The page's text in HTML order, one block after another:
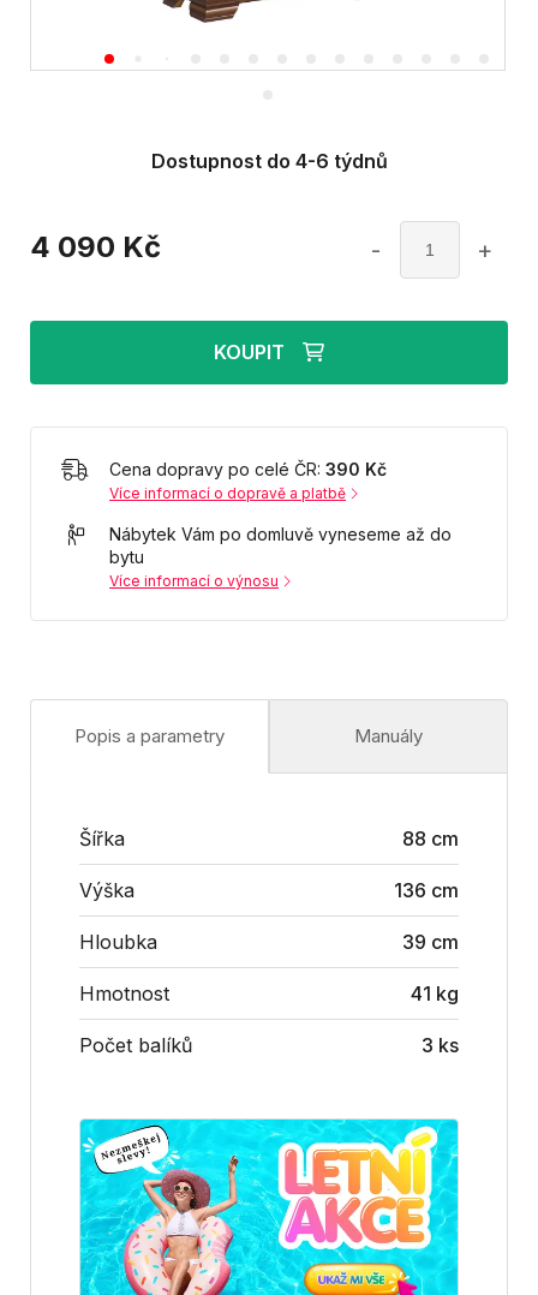
Dostupnost do 4-6 týdnů
4 090 Kč - +
KOUPIT
Cena dopravy po celé ČR: 390 Kč
Více informací o dopravě a platbě
Nábytek Vám po domluvě vyneseme až do
bytu
Více informací o výnosu
Popis a parametry Manuály
Šířka 88 cm
Výška 136 cm
Hloubka 39 cm
Hmotnost 41 kg
Počet balíků 3 ks